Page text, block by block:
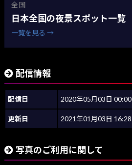
全国
日本全国の夜景スポット一覧
一覧を見る →
配信情報
配信日 2020年05月03日 00:00
更新日 2021年01月03日 16:28
写真のご利用に関して